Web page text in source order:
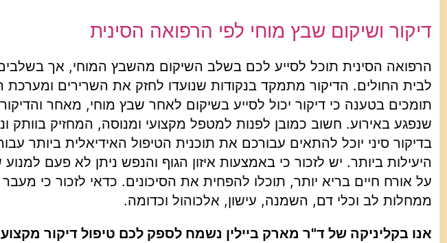
דיקור ושיקום שבץ מוחי לפי הרפואה הסינית
הרפואה הסינית תוכל לסייע לכם בשלב השיקום מהשבץ המוחי, אך
לבית החולים. הדיקור מתמקד בנקודות שנועדו לחזק את השרירים
תומכים בטענה כי דיקור יכול לסייע בשיקום לאחר שבץ מוחי, מאחר
שנפגע באירוע. חשוב כמובן לפנות למטפל מקצועי ומנוסה, המחזיק בוותק
בדיקור סיני יוכל להתאים עבורכם את תוכנית הטיפול האידיאלית ביותר
היעילות ביותר. יש לזכור כי באמצעות איזון הגוף והנפש ניתן לא פעם
על אורח חיים בריא יותר, תוכלו להפחית את הסיכונים. כדאי לזכור כי
ממחלות לב וכלי דם, השמנה, עישון, אלכוהול וכדומה.
אנו בקליניקה של ד"ר מארק ביילין נשמח לספק לכם טיפול דיקור